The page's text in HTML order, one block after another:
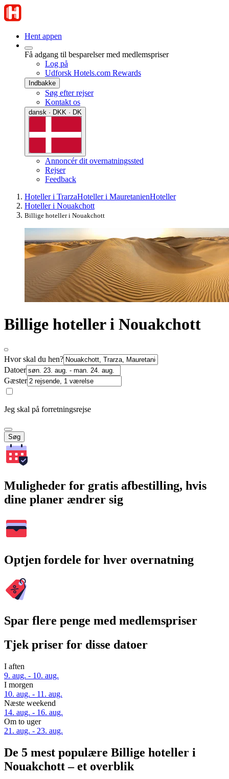
Hent appen
Få adgang til besparelser med medlemspriser
Log på
Udforsk Hotels.com Rewards
Indbakke
Søg efter rejser
Kontakt os
dansk · DKK · DK
Annoncér dit overnatningssted
Rejser
Feedback
Hoteller i TrarzaHoteller i MauretanienHoteller
Hoteller i Nouakchott
Billige hoteller i Nouakchott
Billige hoteller i Nouakchott
Hvor skal du hen?
Datoer
Gæster
Jeg skal på forretningsrejse
Søg
Muligheder for gratis afbestilling, hvis
dine planer ændrer sig
Optjen fordele for hver overnatning
Spar flere penge med medlemspriser
Tjek priser for disse datoer
I aften
9. aug. - 10. aug.
I morgen
10. aug. - 11. aug.
Næste weekend
14. aug. - 16. aug.
Om to uger
21. aug. - 23. aug.
De 5 mest populære Billige hoteller i
Nouakchott – et overblik